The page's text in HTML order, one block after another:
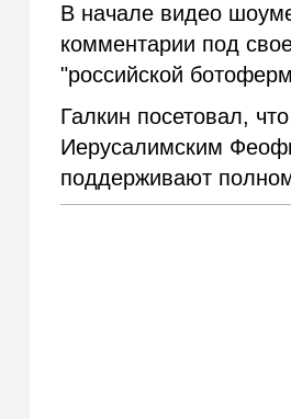
В начале видео
комментарии под
"российской
Галкин посетовал,
Иерусалимским
поддерживают